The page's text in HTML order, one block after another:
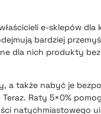
e-sklepów dla
bardziej
dla nich produkty bez
a także nabyć je
Raty 5×0%
natychmiastowego